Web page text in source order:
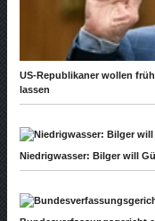
US-Republikaner wollen
lassen
Niedrigwasser: Bilger will